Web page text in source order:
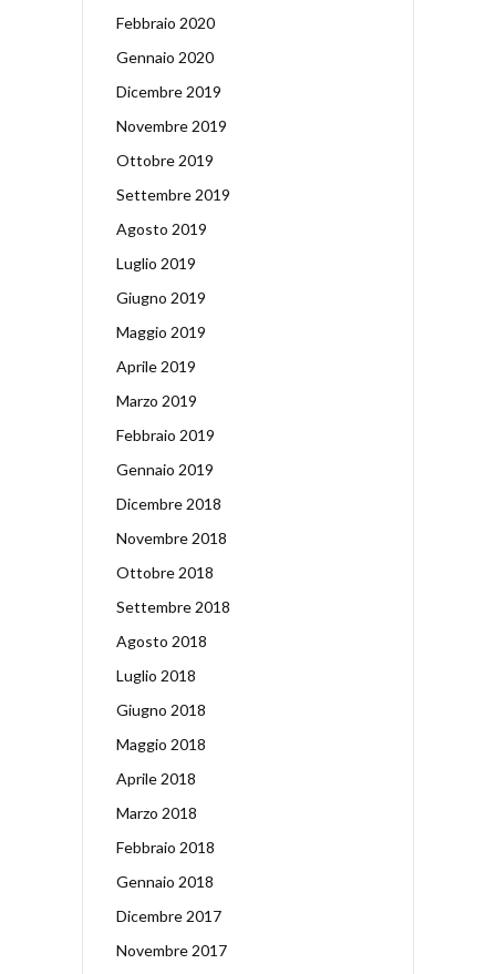
Febbraio 2020
Gennaio 2020
Dicembre 2019
Novembre 2019
Ottobre 2019
Settembre 2019
Agosto 2019
Luglio 2019
Giugno 2019
Maggio 2019
Aprile 2019
Marzo 2019
Febbraio 2019
Gennaio 2019
Dicembre 2018
Novembre 2018
Ottobre 2018
Settembre 2018
Agosto 2018
Luglio 2018
Giugno 2018
Maggio 2018
Aprile 2018
Marzo 2018
Febbraio 2018
Gennaio 2018
Dicembre 2017
Novembre 2017